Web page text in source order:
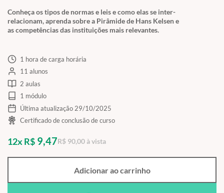
Conheça os tipos de normas e leis e como elas se inter-
relacionam, aprenda sobre a Pirâmide de Hans Kelsen e
as competências das instituições mais relevantes.
1 hora de carga horária
11 alunos
2 aulas
1 módulo
Última atualização 29/10/2025
Certificado de conclusão de curso
12x R$ 9,47R$ 90,00 à vista
Adicionar ao carrinho